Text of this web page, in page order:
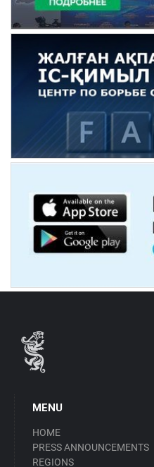
MENU
HOME
PRESS ANNOUNCEMENTS
REGIONS